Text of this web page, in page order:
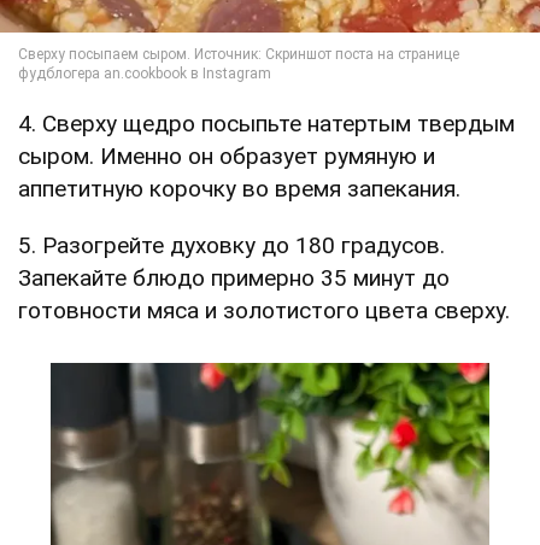
4. Сверху щедро посыпьте натертым твердым
сыром. Именно он образует румяную и
аппетитную корочку во время запекания.
5. Разогрейте духовку до 180 градусов.
Запекайте блюдо примерно 35 минут до
готовности мяса и золотистого цвета сверху.